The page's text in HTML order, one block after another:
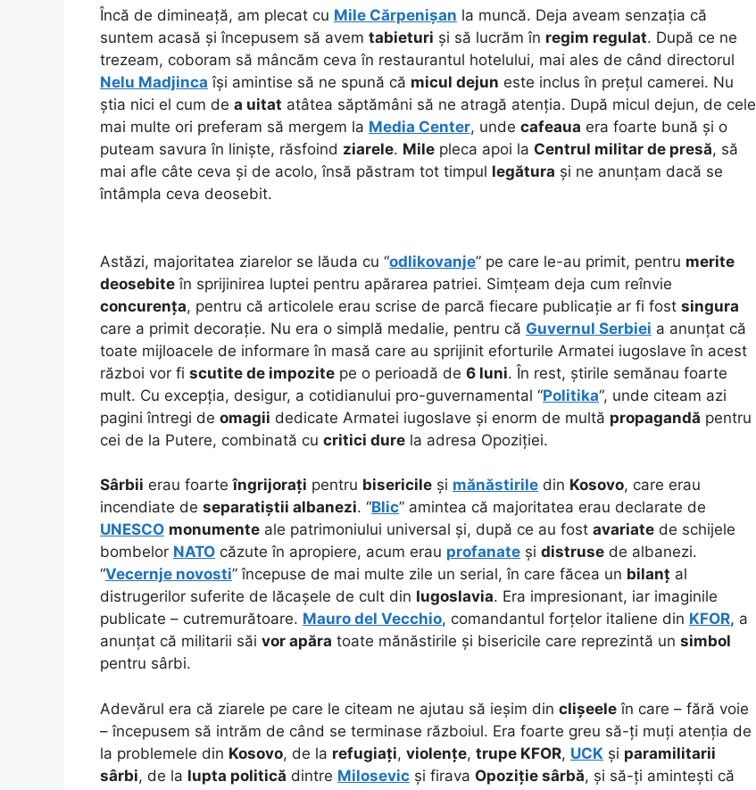
Încă de dimineață, am plecat cu Mile Cărpenișan la muncă. Deja aveam senzația că
suntem acasă și începusem să avem tabieturi și să lucrăm în regim regulat. După ce ne
trezeam, coboram să mâncăm ceva în restaurantul hotelului, mai ales de când directorul
Nelu Madjinca își amintise să ne spună că micul dejun este inclus în prețul camerei. Nu
știa nici el cum de a uitat atâtea săptămâni să ne atragă atenția. După micul dejun, de cele
mai multe ori preferam să mergem la Media Center, unde cafeaua era foarte bună și o
puteam savura în liniște, răsfoind ziarele. Mile pleca apoi la Centrul militar de presă, să
mai afle câte ceva și de acolo, însă păstram tot timpul legătura și ne anunțam dacă se
întâmpla ceva deosebit.
Astăzi, majoritatea ziarelor se lăuda cu “odlikovanje” pe care le-au primit, pentru merite
deosebite în sprijinirea luptei pentru apărarea patriei. Simțeam deja cum reînvie
concurența, pentru că articolele erau scrise de parcă fiecare publicație ar fi fost singura
care a primit decorație. Nu era o simplă medalie, pentru că Guvernul Serbiei a anunțat că
toate mijloacele de informare în masă care au sprijinit eforturile Armatei iugoslave în acest
război vor fi scutite de impozite pe o perioadă de 6 luni. În rest, știrile semănau foarte
mult. Cu excepția, desigur, a cotidianului pro-guvernamental “Politika“, unde citeam azi
pagini întregi de omagii dedicate Armatei iugoslave și enorm de multă propagandă pentru
cei de la Putere, combinată cu critici dure la adresa Opoziției.
Sârbii erau foarteîngrijorați pentru bisericile și mănăstirile din Kosovo, care erau
incendiate de separatiștii albanezi. “Blic” amintea că majoritatea erau declarate de
UNESCO monumente ale patrimoniului universal și, după ce au fost avariate de schijele
bombelor NATO căzute în apropiere, acum erau profanate și distruse de albanezi.
“Vecernje novosti” începuse de mai multe zile un serial, în care făcea un bilanț al
distrugerilor suferite de lăcașele de cult din Iugoslavia. Era impresionant, iar imaginile
publicate – cutremurătoare. Mauro del Vecchio, comandantul forțelor italiene din KFOR, a
anunțat că militarii săi vor apăra toate mănăstirile și bisericile care reprezintă un simbol
pentru sârbi.
Adevărul era că ziarele pe care le citeam ne ajutau să ieșim din clișeele în care – fără voie
– începusem să intrăm de când se terminase războiul. Era foarte greu să-ți muți atenția de
la problemele din Kosovo, de la refugiați, violențe, trupe KFOR, UCK și paramilitarii
sârbi, de la lupta politică dintre Milosevic și firava Opoziție sârbă, și să-ți amintești că